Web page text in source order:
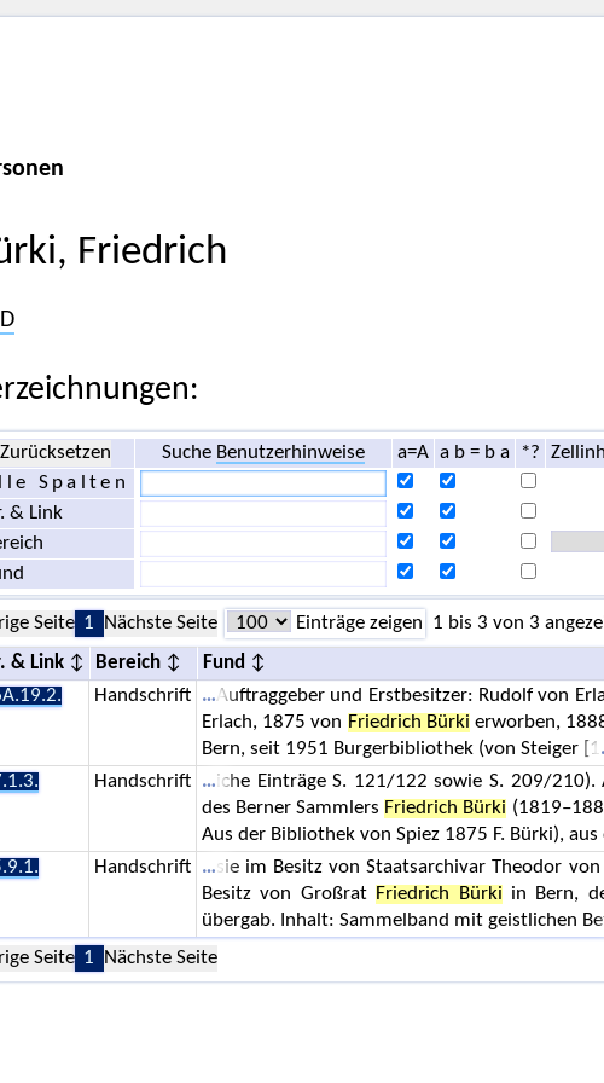
Friedrich
Zurücksetzen Suche Benutzerhinweise a=A a b = b a *?
Spalten
& Link
Seite 1 Nächste Seite Einträge zeigen 1 bis 3 von 3
& Link Bereich
Fund
Handschrift
Auftraggeber und Erstbesitzer: Rudolf von
Erlach, 1875 von Friedrich Bürki erworben,
Bern, seit 1951 Burgerbibliothek (von Steiger [1
Handschrift
iche Einträge S. 121/122 sowie S. 209/210).
des Berner Sammlers Friedrich Bürki
Aus der Bibliothek von Spiez 1875 F. Bürki), aus
Handschrift
sie im Besitz von Staatsarchivar Theodor
Besitz von Großrat Friedrich Bürki in Bern,
übergab. Inhalt: Sammelband mit geistlichen
Seite 1 Nächste Seite